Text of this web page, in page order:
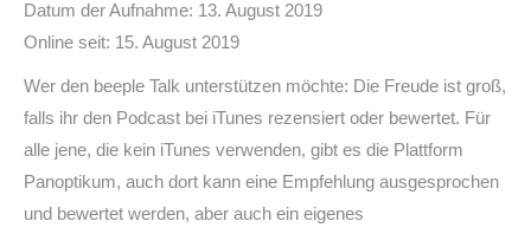
Datum der Aufnahme: 13. August 2019
Online seit: 15. August 2019
Wer den beeple Talk unterstützen möchte: Die Freude ist groß,
falls ihr den Podcast bei iTunes rezensiert oder bewertet. Für
alle jene, die kein iTunes verwenden, gibt es die Plattform
Panoptikum, auch dort kann eine Empfehlung ausgesprochen
und bewertet werden, aber auch ein eigenes